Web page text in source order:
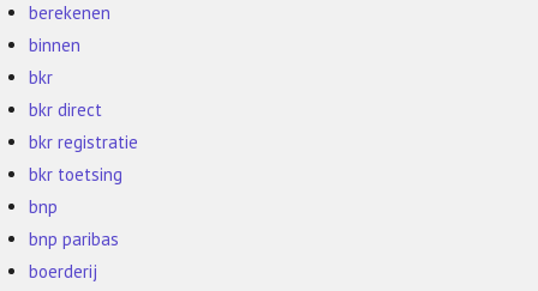
berekenen
binnen
bkr
bkr direct
bkr registratie
bkr toetsing
bnp
bnp paribas
boerderij